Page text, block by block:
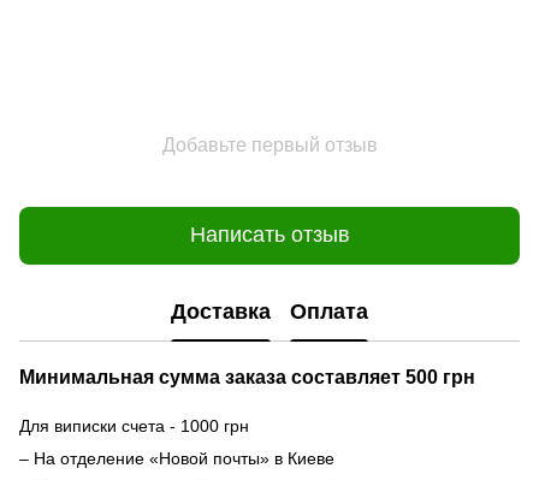
Добавьте первый отзыв
Написать отзыв
Доставка Оплата
Минимальная сумма заказа составляет 500 грн
Для виписки счета - 1000 грн
– На отделение «Новой почты» в Киеве